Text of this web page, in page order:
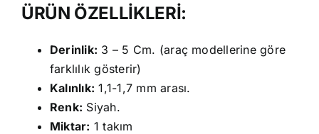
ÜRÜN ÖZELLİKLERİ:
Derinlik: 3 – 5 Cm. (araç modellerine göre
farklılık gösterir)
Kalınlık: 1,1-1,7 mm arası.
Renk: Siyah.
Miktar: 1 takım